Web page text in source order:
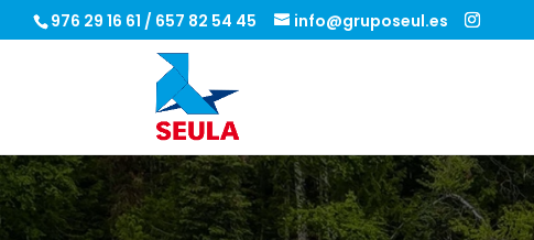
976 29 16 61 / 657 82 54 45 info@gruposeul.es